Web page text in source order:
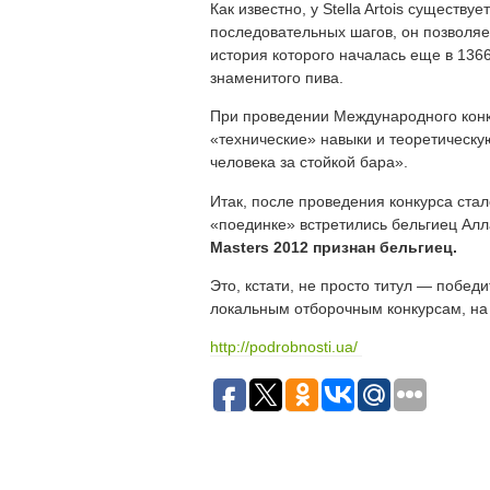
Как известно, у Stella Artois
последовательных шагов, он
история которого началась еще в
знаменитого пива.
При проведении Международного
«технические» навыки и
человека за стойкой бара».
Итак, после проведения конкурса
«поединке» встретились бельгиец
Masters 2012 признан бельгиец.
Это, кстати, не просто титул —
локальным отборочным конкурсам,
http://podrobnosti.ua/